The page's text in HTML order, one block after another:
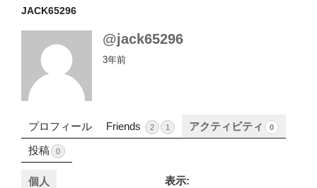
JACK65296
@jack65296
3年前
プロフィール Friends 2 1 アクティビティ 0
投稿 0
個人 表示: